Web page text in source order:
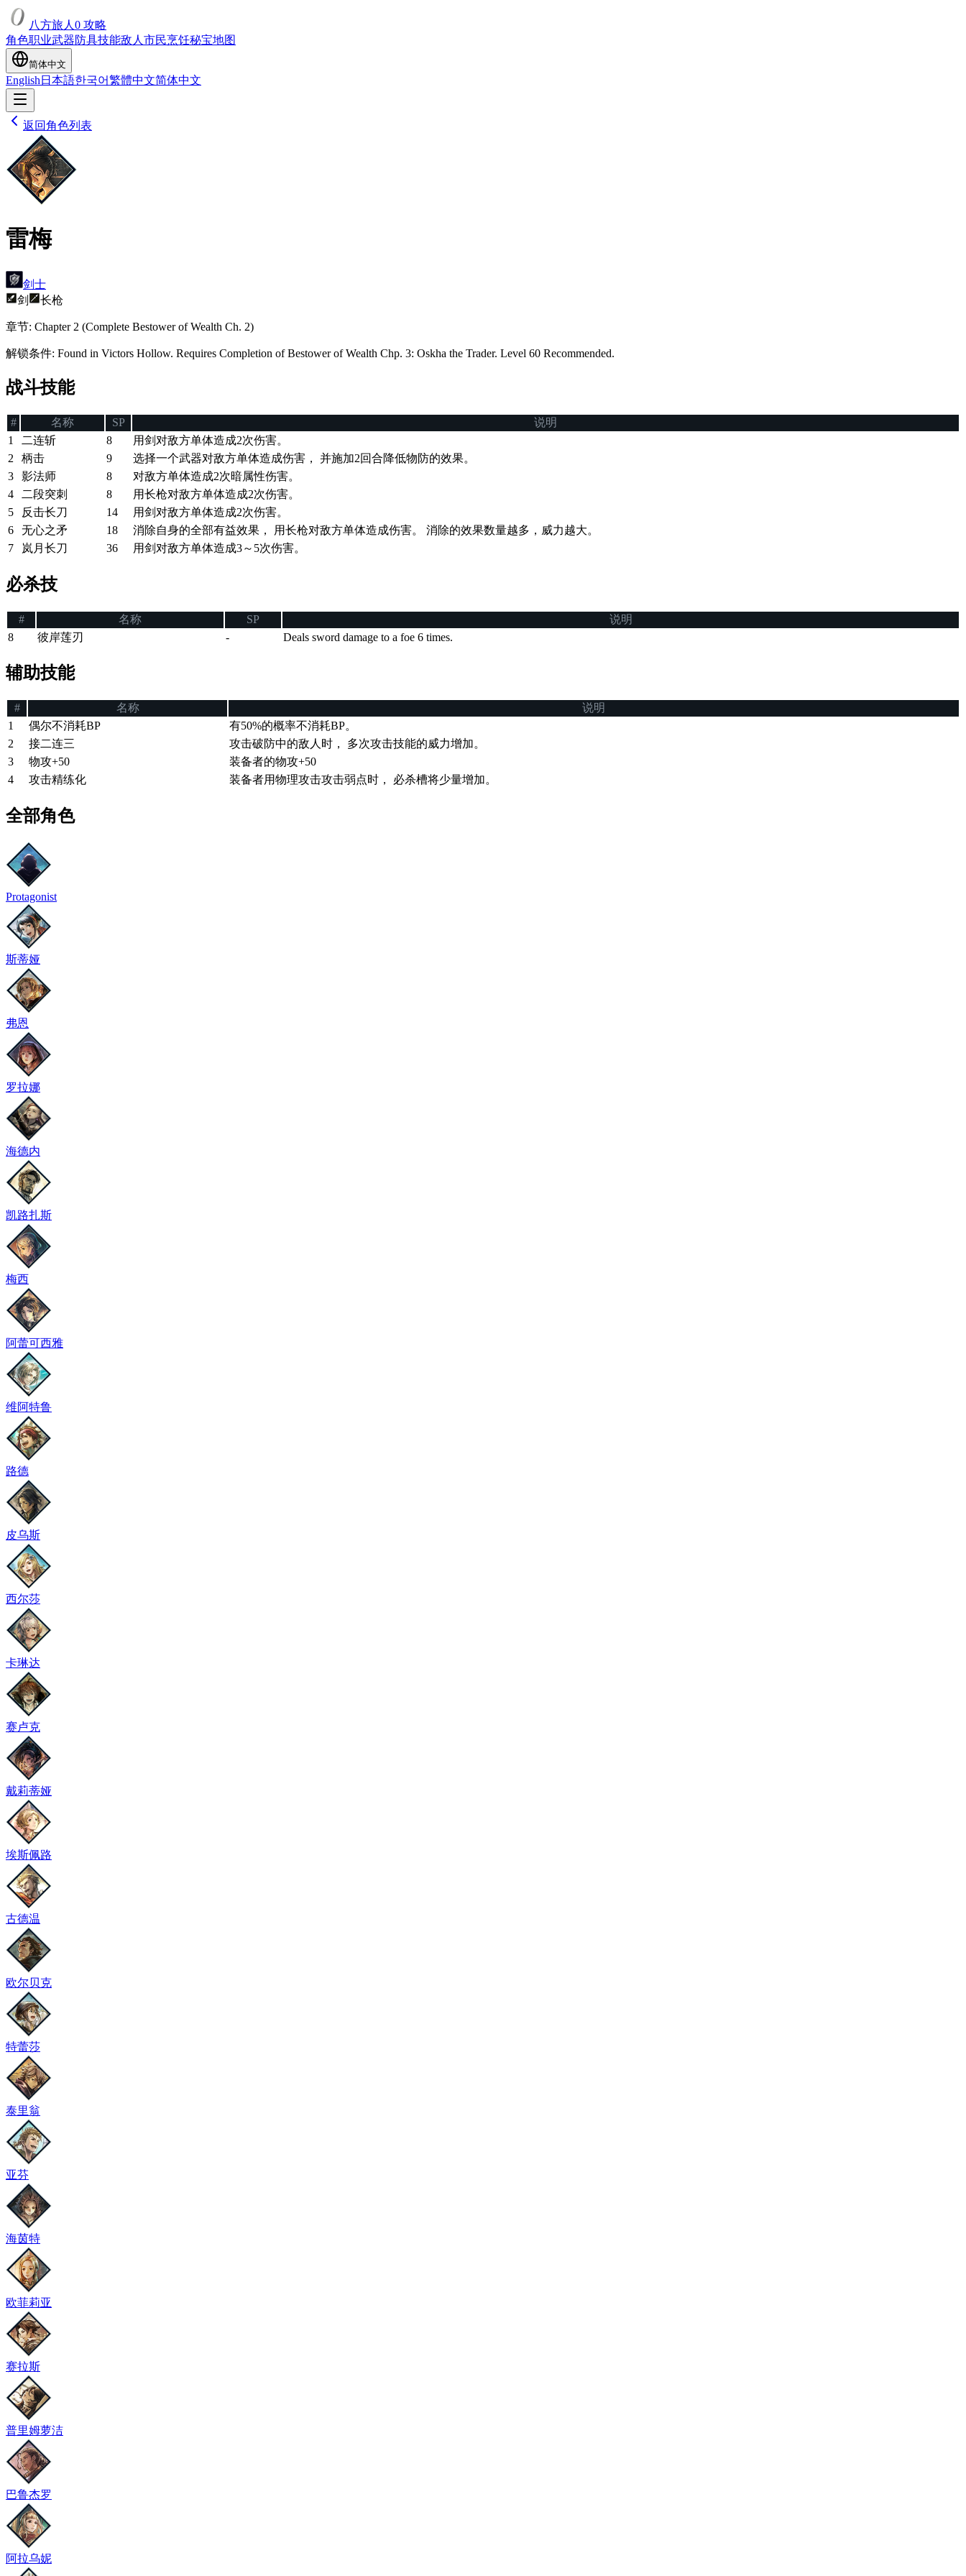
八方旅人0 攻略
角色职业武器防具技能敌人 市民烹饪秘宝地图
简体中文
English 日本語한국어繁體中文简体中文
返回角色列表
雷梅
剑士
剑
长枪
章节: Chapter 2 (Complete Bestower of Wealth Ch. 2)
解锁条件: Found in Victors Hollow. Requires Completion of Bestower of Wealth Chp. 3: Oskha the Trader. Level 60 Recommended.
战斗技能
# 名称 SP
说明
1
二连斩 8
用剑对敌方单体造成2次伤害。
2
柄击 9
选择一个武器对敌方单体造成伤害， 并施加2回合降低物防的效果。
3
影法师 8
对敌方单体造成2次暗属性伤害。
4
二段突刺 8
用长枪对敌方单体造成2次伤害。
5
反击长刀 14
用剑对敌方单体造成2次伤害。
6
无心之矛 18
消除自身的全部有益效果， 用长枪对敌方单体造成伤害。 消除的效果数量越多，威力越大。
7
岚月长刀 36 用剑对敌方单体造成3～5次伤害。
必杀技
# 名称 SP
说明
8
彼岸莲刃 - Deals sword damage to a foe 6 times.
辅助技能
# 名称
说明
1
偶尔不消耗BP
有50%的概率不消耗BP。
2
接二连三
攻击破防中的敌人时， 多次攻击技能的威力增加。
3
物攻+50
装备者的物攻+50
4
攻击精练化 装备者用物理攻击攻击弱点时， 必杀槽将少量增加。
全部角色
Protagonist
斯蒂娅
弗恩
罗拉娜
海德内
凯路扎斯
梅西
阿蕾可西雅
维阿特鲁
路德
皮乌斯
西尔莎
卡琳达
赛卢克
戴莉蒂娅
埃斯佩路
古德温
欧尔贝克
特蕾莎
泰里翁
亚芬
海茵特
欧菲莉亚
赛拉斯
普里姆萝洁
巴鲁杰罗
阿拉乌妮